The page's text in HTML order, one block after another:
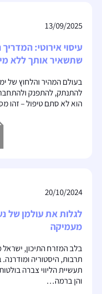
13/09/2025
עיסוי אירוטי:
שתשאיר אותך ללא
בעולם המהיר והלחוץ של
להתנתק, להתפנק ולהתחבר
הוא לא סתם טיפול – זהו
20/10/2024
לגלות את עולמן של
מעמיקה
בלב המזרח התיכון,
תרבות, היסטוריה
תעשיית הליווי צברה
והן ברמה…